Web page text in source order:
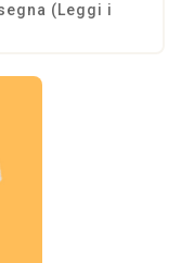
(Leggi i